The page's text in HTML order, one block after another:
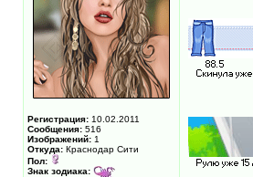
Регистрация: 10.02.2011
Сообщения: 516
Изображений: 1
Откуда: Краснодар Сити
Пол:
Знак зодиака: